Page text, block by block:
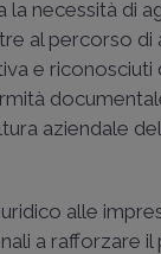
la necessità di
al percorso
e riconosciuti
aziendale
alle
a rafforzare